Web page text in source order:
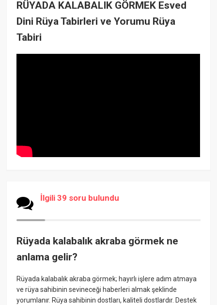
RÜYADA KALABALIK GÖRMEK Esved
Dini Rüya Tabirleri ve Yorumu Rüya
Tabiri
İlgili 39 soru bulundu
Rüyada kalabalık akraba görmek ne
anlama gelir?
Rüyada kalabalık akraba görmek; hayırlı işlere adım atmaya
ve rüya sahibinin sevineceği haberleri almak şeklinde
yorumlanır. Rüya sahibinin dostları, kaliteli dostlardır. Destek